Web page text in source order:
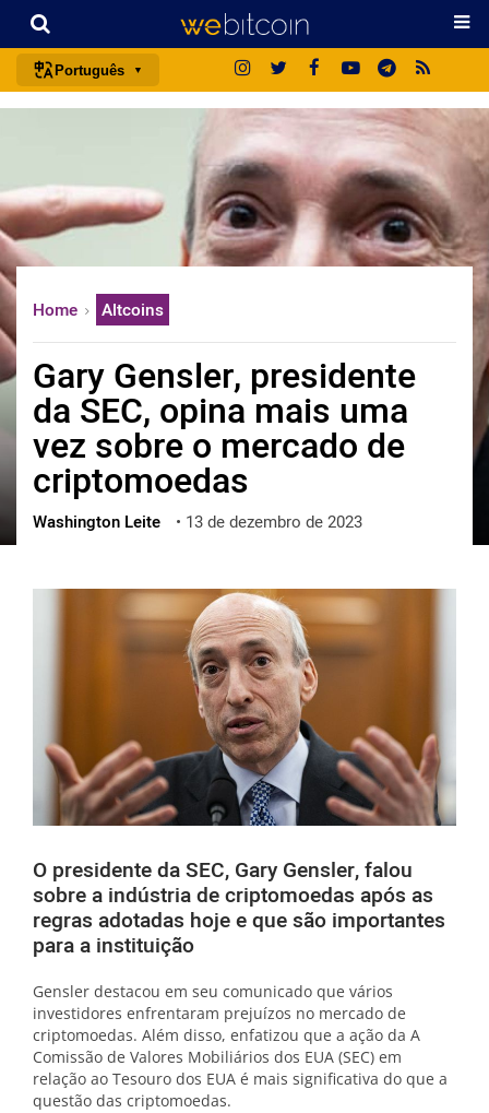
Português
español
français
日本語
русский
한국어
العربية
ไทย
ქართული
vietnamese
Home Altcoins
Gary Gensler, presidente
da SEC, opina mais uma
vez sobre o mercado de
criptomoedas
Washington Leite • 13 de dezembro de 2023
O presidente da SEC, Gary Gensler, falou
sobre a indústria de criptomoedas após as
regras adotadas hoje e que são importantes
para a instituição
Gensler destacou em seu comunicado que vários
investidores enfrentaram prejuízos no mercado de
criptomoedas. Além disso, enfatizou que a ação da A
Comissão de Valores Mobiliários dos EUA (SEC) em
relação ao Tesouro dos EUA é mais significativa do que a
questão das criptomoedas.